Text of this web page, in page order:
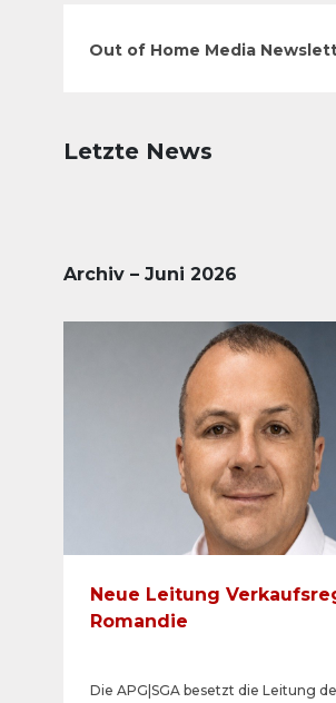
Out of Home Media
Letzte News
Archiv – Juni 2026
Neue Leitung
Romandie
Die APG|SGA besetzt die Leitung